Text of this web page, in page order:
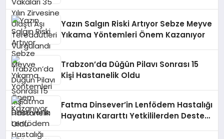
Yazın Salgın Riski Artıyor Sebze Meyve
Yıkama Yöntemleri Önem Kazanıyor
Trabzon’da Düğün Pilavı Sonrası 15
Kişi Hastanelik Oldu
Fatma Dinsever’in Lenfödem Hastalığı
Hayatını Kararttı Yetkililerden Destek